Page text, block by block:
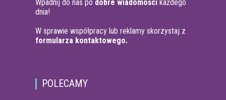
Wpadnij do nas po dobre wiadomości każdego
dnia!
W sprawie współpracy lub reklamy skorzystaj z
formularza kontaktowego.
POLECAMY